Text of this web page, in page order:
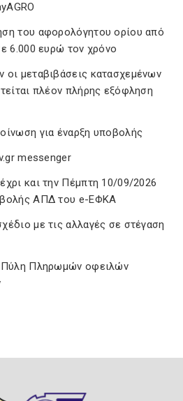
του αφορολόγητου ορίου από
6.000 ευρώ τον χρόνο
μεταβιβάσεις κατασχεμένων
πλέον πλήρης εξόφληση
για έναρξη υποβολής
messenger
και την Πέμπτη 10/09/2026
ΑΠΔ του e-ΕΦΚΑ
με τις αλλαγές σε στέγαση
Πύλη Πληρωμών οφειλών